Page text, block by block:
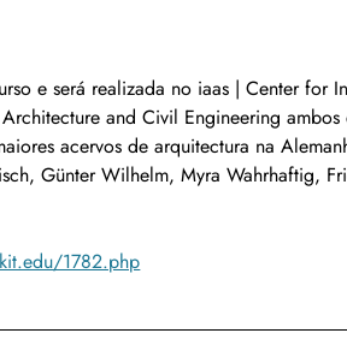
e será realizada no iaas | Center for
and Civil Engineering ambos
acervos de arquitectura na
Günter Wilhelm, Myra Wahrhaftig,
1782.php